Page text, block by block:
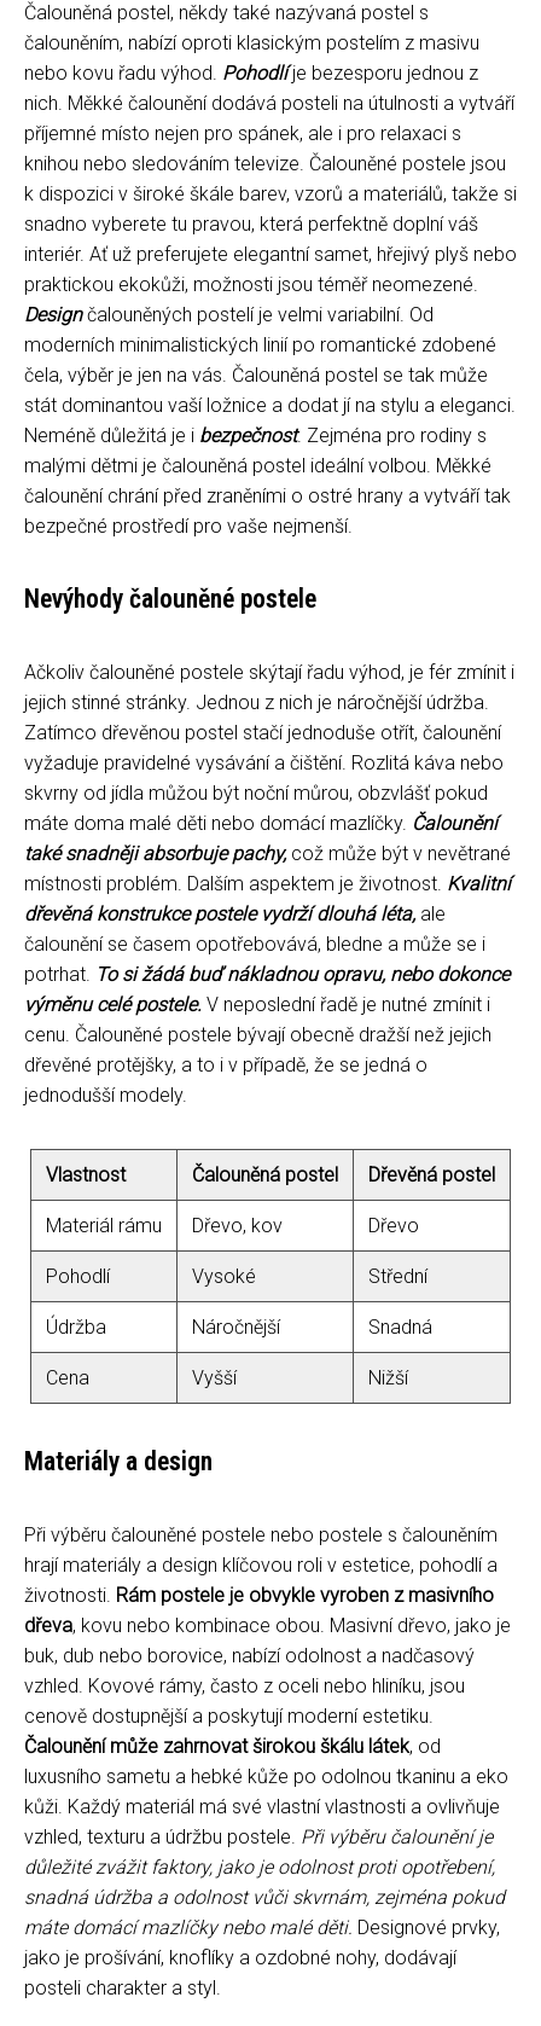
Čalouněná postel, někdy také nazývaná postel s
čalouněním, nabízí oproti klasickým postelím z masivu
nebo kovu řadu výhod. Pohodlíje bezesporu jednou z
nich. Měkké čalounění dodává posteli na útulnosti a vytváří
příjemné místo nejen pro spánek, ale i pro relaxaci s
knihou nebo sledováním televize. Čalouněné postele jsou
k dispozici v široké škále barev, vzorů a materiálů, takže si
snadno vyberete tu pravou, která perfektně doplní váš
interiér. Ať už preferujete elegantní samet, hřejivý plyš nebo
praktickou ekokůži, možnosti jsou téměř neomezené.
Designčalouněných postelí je velmi variabilní. Od
moderních minimalistických linií po romantické zdobené
čela, výběr je jen na vás. Čalouněná postel se tak může
stát dominantou vaší ložnice a dodat jí na stylu a eleganci.
Neméně důležitá je i bezpečnost. Zejména pro rodiny s
malými dětmi je čalouněná postel ideální volbou. Měkké
čalounění chrání před zraněními o ostré hrany a vytváří tak
bezpečné prostředí pro vaše nejmenší.
Nevýhody čalouněné postele
Ačkoliv čalouněné postele skýtají řadu výhod, je fér zmínit i
jejich stinné stránky. Jednou z nich je náročnější údržba.
Zatímco dřevěnou postel stačí jednoduše otřít, čalounění
vyžaduje pravidelné vysávání a čištění. Rozlitá káva nebo
skvrny od jídla můžou být noční můrou, obzvlášť pokud
máte doma malé děti nebo domácí mazlíčky. Čalounění
také snadněji absorbuje pachy, což může být v nevětrané
místnosti problém. Dalším aspektem je životnost. Kvalitní
dřevěná konstrukce postele vydrží dlouhá léta, ale
čalounění se časem opotřebovává, bledne a může se i
potrhat. To si žádá buď nákladnou opravu, nebo dokonce
výměnu celé postele. V neposlední řadě je nutné zmínit i
cenu. Čalouněné postele bývají obecně dražší než jejich
dřevěné protějšky, a to i v případě, že se jedná o
jednodušší modely.
Vlastnost Čalouněná postel Dřevěná postel
Materiál rámu Dřevo, kov Dřevo
Pohodlí Vysoké Střední
Údržba Náročnější Snadná
Cena Vyšší Nižší
Materiály a design
Při výběru čalouněné postele nebo postele s čalouněním
hrají materiály a design klíčovou roli v estetice, pohodlí a
životnosti. Rám postele je obvykle vyroben z masivního
dřeva, kovu nebo kombinace obou. Masivní dřevo, jako je
buk, dub nebo borovice, nabízí odolnost a nadčasový
vzhled. Kovové rámy, často z oceli nebo hliníku, jsou
cenově dostupnější a poskytují moderní estetiku.
Čalounění může zahrnovat širokou škálu látek, od
luxusního sametu a hebké kůže po odolnou tkaninu a eko
kůži. Každý materiál má své vlastní vlastnosti a ovlivňuje
vzhled, texturu a údržbu postele. Při výběru čalounění je
důležité zvážit faktory, jako je odolnost proti opotřebení,
snadná údržba a odolnost vůči skvrnám, zejména pokud
máte domácí mazlíčky nebo malé děti. Designové prvky,
jako je prošívání, knoflíky a ozdobné nohy, dodávají
posteli charakter a styl.